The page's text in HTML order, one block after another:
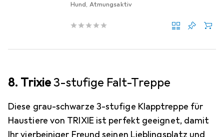
Hund, Atmungsaktiv
8. Trixie3-stufige Falt-Treppe
Diese grau-schwarze 3-stufige Klapptreppe für
Haustiere von TRIXIE ist perfekt geeignet, damit
Ihr vierbeiniger Freund seinen Lieblingsplatz und